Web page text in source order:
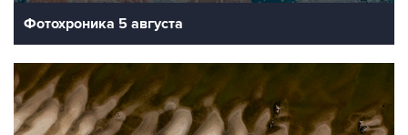
Фотохроника 5 августа